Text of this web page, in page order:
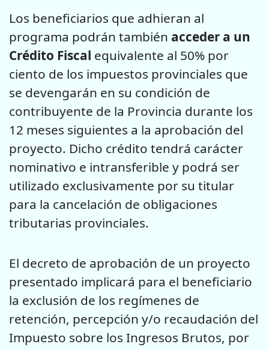
Los beneficiarios que adhieran al
programa podrán también acceder a un
Crédito Fiscal equivalente al 50% por
ciento de los impuestos provinciales que
se devengarán en su condición de
contribuyente de la Provincia durante los
12 meses siguientes a la aprobación del
proyecto. Dicho crédito tendrá carácter
nominativo e intransferible y podrá ser
utilizado exclusivamente por su titular
para la cancelación de obligaciones
tributarias provinciales.
El decreto de aprobación de un proyecto
presentado implicará para el beneficiario
la exclusión de los regímenes de
retención, percepción y/o recaudación del
Impuesto sobre los Ingresos Brutos, por